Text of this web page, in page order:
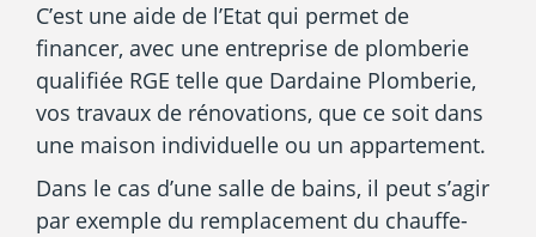
C’est une aide de l’Etat qui permet de
financer, avec une entreprise de plomberie
qualifiée RGE telle que Dardaine Plomberie,
vos travaux de rénovations, que ce soit dans
une maison individuelle ou un appartement.
Dans le cas d’une salle de bains, il peut s’agir
par exemple du remplacement du chauffe-